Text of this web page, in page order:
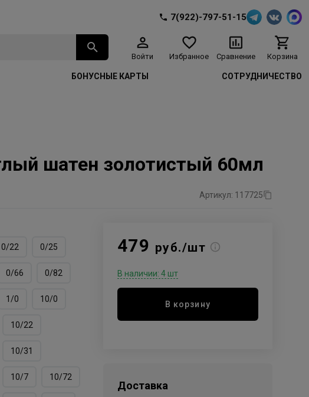
7(922)-797-51-15
Войти Избранное Сравнение Корзина
БОНУСНЫЕ КАРТЫ СОТРУДНИЧЕСТВО
шатен золотистый 60мл
Артикул: 117725
0/22 0/25
0/66 0/82
1/0 10/0
10/22
10/31
10/7 10/72
479 руб./шт
В наличии: 4 шт
В корзину
Доставка